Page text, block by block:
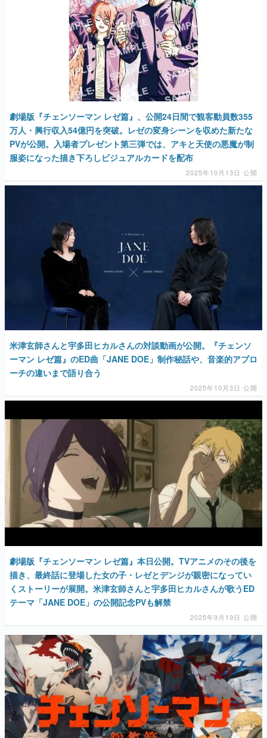
劇場版『チェンソーマン レゼ篇』、公開24日間で観客動員数355
万人・興行収入54億円を突破。レゼの変身シーンを収めた新たな
PVが公開。入場者プレゼント第三弾では、アキと天使の悪魔が制
服姿になった描き下ろしビジュアルカードを配布
2025年10月13日 公開
米津玄師さんと宇多田ヒカルさんの対談動画が公開。『チェンソ
ーマン レゼ篇』のED曲「JANE DOE」制作秘話や、音楽的アプロ
ーチの違いまで語り合う
2025年10月3日 公開
劇場版『チェンソーマン レゼ篇』本日公開。TVアニメのその後を
描き、最終話に登場した女の子・レゼとデンジが親密になってい
くストーリーが展開。米津玄師さんと宇多田ヒカルさんが歌うED
テーマ「JANE DOE」の公開記念PVも解禁
2025年9月19日 公開